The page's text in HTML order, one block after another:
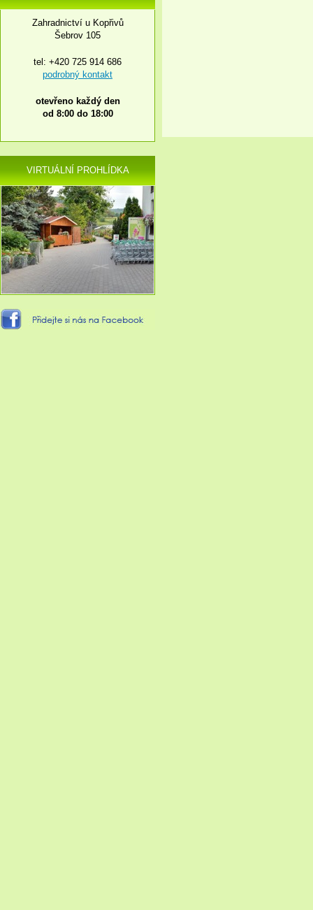
Zahradnictví u Kopřivů
Šebrov 105
tel: +420 725 914 686
podrobný kontakt
otevřeno každý den
od 8:00 do 18:00
VIRTUÁLNÍ PROHLÍDKA